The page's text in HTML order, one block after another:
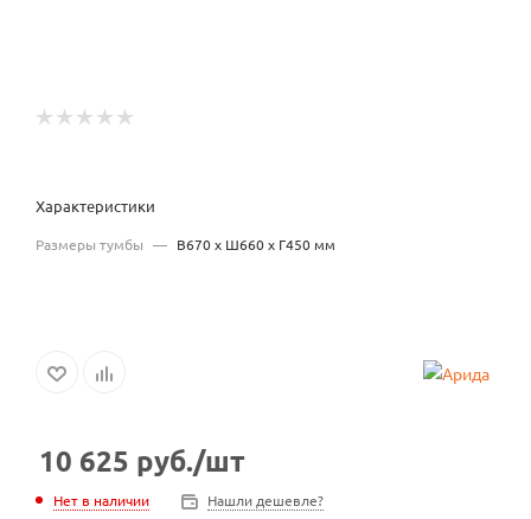
Характеристики
Размеры тумбы — В670 x Ш660 x Г450 мм
10 625 руб./шт
Нет в наличии Нашли дешевле?